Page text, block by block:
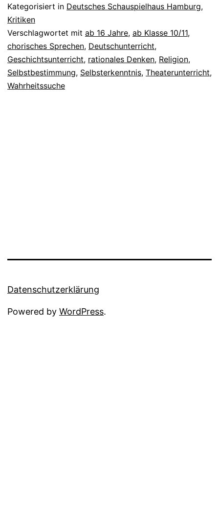
Kategorisiert in Deutsches Schauspielhaus Hamburg,
Kritiken
Verschlagwortet mit ab 16 Jahre, ab Klasse 10/11,
chorisches Sprechen, Deutschunterricht,
Geschichtsunterricht, rationales Denken, Religion,
Selbstbestimmung, Selbsterkenntnis, Theaterunterricht,
Wahrheitssuche
Datenschutzerklärung
Powered by WordPress.